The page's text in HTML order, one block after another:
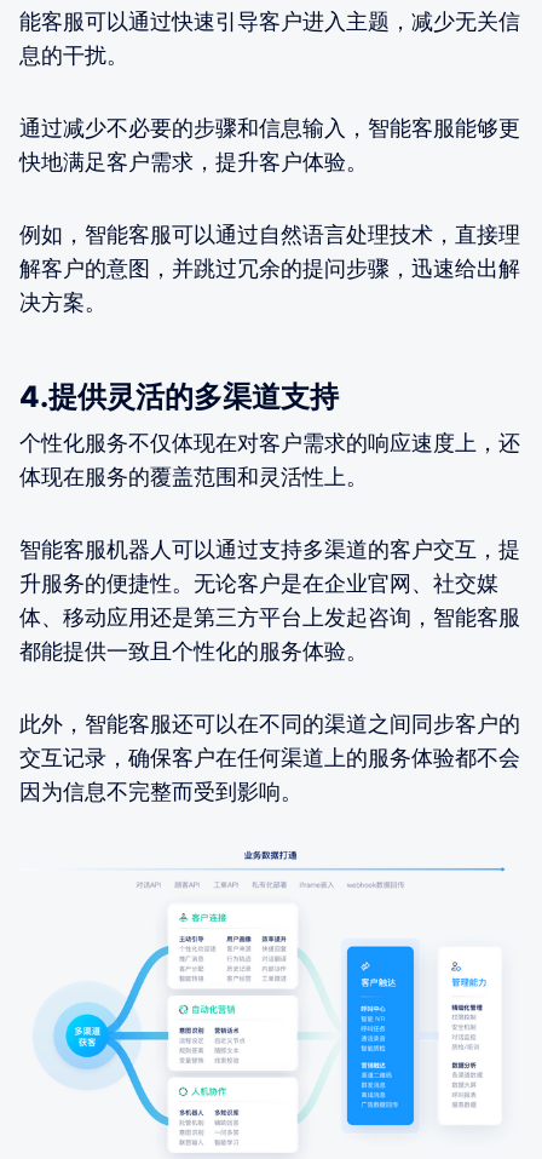
能客服可以通过快速引导客户进入主题，减少无关信
息的干扰。
通过减少不必要的步骤和信息输入，智能客服能够更
快地满足客户需求，提升客户体验。
例如，智能客服可以通过自然语言处理技术，直接理
解客户的意图，并跳过冗余的提问步骤，迅速给出解
决方案。
4.提供灵活的多渠道支持
个性化服务不仅体现在对客户需求的响应速度上，还
体现在服务的覆盖范围和灵活性上。
智能客服机器人可以通过支持多渠道的客户交互，提
升服务的便捷性。无论客户是在企业官网、社交媒
体、移动应用还是第三方平台上发起咨询，智能客服
都能提供一致且个性化的服务体验。
此外，智能客服还可以在不同的渠道之间同步客户的
交互记录，确保客户在任何渠道上的服务体验都不会
因为信息不完整而受到影响。